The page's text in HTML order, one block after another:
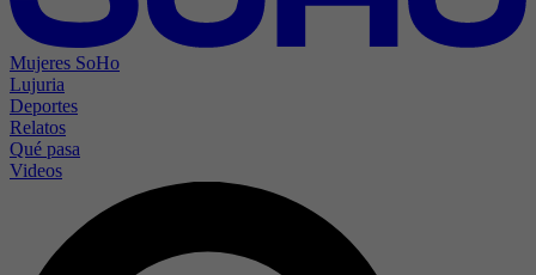
Mujeres SoHo
Lujuria
Deportes
Relatos
Qué pasa
Videos